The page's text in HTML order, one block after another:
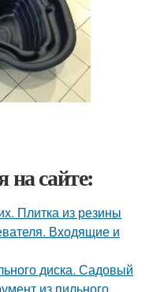
на сайте:
Плитка из резины
Входящие и
диска. Садовый